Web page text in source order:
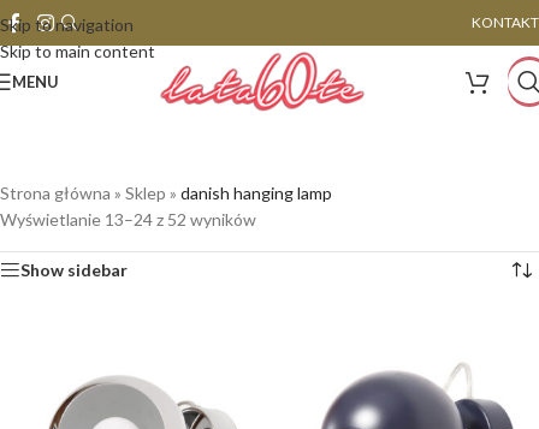
Skip to navigation
Skip to main content
KONTAKT
MENU
Strona główna » Sklep » danish hanging lamp
Wyświetlanie 13–24 z 52 wyników
Show sidebar